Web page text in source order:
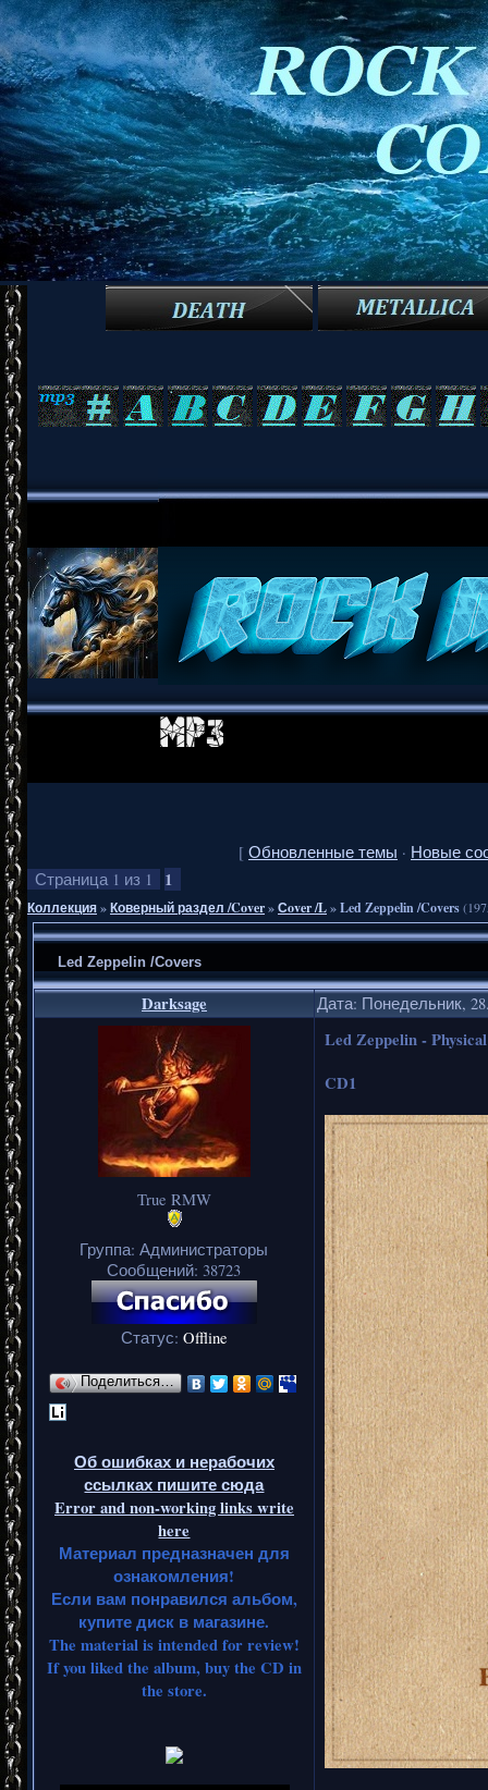
[ Обновленные темы · Новые
Страница 1 из 1 1
Коллекция»Коверный раздел /Cover»Сover /L»Led Zeppelin /Covers
Led Zeppelin /Covers
Darksage Дата: Понедельник,
True RMW
Группа: Администраторы
Сообщений: 38723
Статус: Offline
Поделиться…
Об ошибках и нерабочих
ссылках пишите сюда
Error and non-working links write
here
Материал предназначен для
ознакомления!
Если вам понравился альбом,
купите диск в магазине.
The material is intended for review!
If you liked the album, buy the CD in
the store.
Led Zeppelin -
CD1